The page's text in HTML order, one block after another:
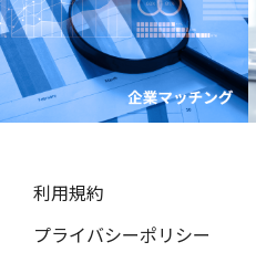
利用規約
プライバシーポリシー